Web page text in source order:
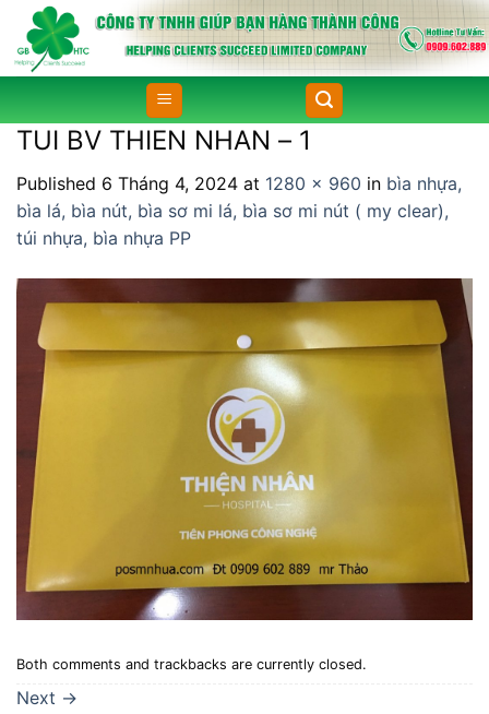
Skip
content
TUI BV THIEN NHAN – 1
Published 6 Tháng 4, 2024 at 1280 × 960 in bìa nhựa,
bìa lá, bìa nút, bìa sơ mi lá, bìa sơ mi nút ( my clear),
túi nhựa, bìa nhựa PP
Both comments and trackbacks are currently closed.
Next →